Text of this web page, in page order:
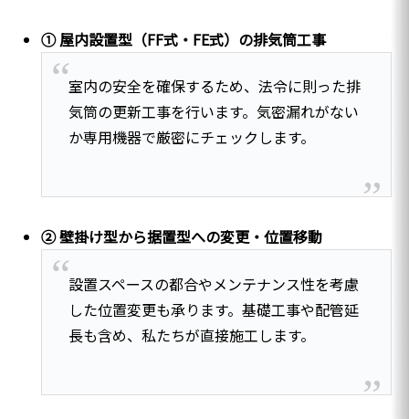
① 屋内設置型（FF式・FE式）の排気筒工事
室内の安全を確保するため、法令に則った排
気筒の更新工事を行います。気密漏れがない
か専用機器で厳密にチェックします。
② 壁掛け型から据置型への変更・位置移動
設置スペースの都合やメンテナンス性を考慮
した位置変更も承ります。基礎工事や配管延
長も含め、私たちが直接施工します。